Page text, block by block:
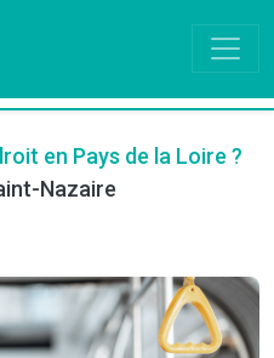
en Pays de la Loire ?
Nazaire